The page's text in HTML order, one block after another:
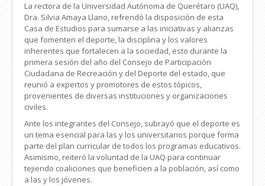
La rectora de la Universidad Autónoma de Querétaro (UAQ),
Dra. Silvia Amaya Llano, refrendó la disposición de esta
Casa de Estudios para sumarse a las iniciativas y alianzas
que fomenten el deporte, la disciplina y los valores
inherentes que fortalecen a la sociedad, esto durante la
primera sesión del año del Consejo de Participación
Ciudadana de Recreación y del Deporte del estado, que
reunió a expertos y promotores de estos tópicos,
provenientes de diversas instituciones y organizaciones
civiles.
Ante los integrantes del Consejo, subrayó que el deporte es
un tema esencial para las y los universitarios porque forma
parte del plan curricular de todos los programas educativos.
Asimismo, reiteró la voluntad de la UAQ para continuar
tejiendo coaliciones que beneficien a la población, así como
a las y los jóvenes.